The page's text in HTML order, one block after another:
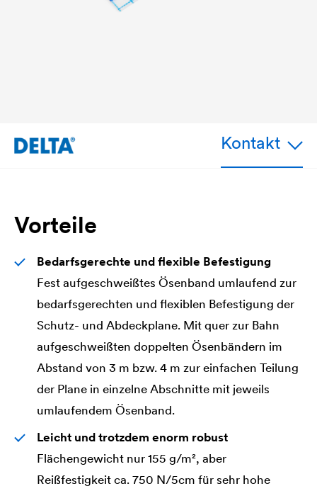
Kontakt
Vorteile
Bedarfsgerechte und flexible Befestigung
Fest aufgeschweißtes Ösenband umlaufend zur
bedarfsgerechten und flexiblen Befestigung der
Schutz- und Abdeckplane. Mit quer zur Bahn
aufgeschweißten doppelten Ösenbändern im
Abstand von 3 m bzw. 4 m zur einfachen Teilung
der Plane in einzelne Abschnitte mit jeweils
umlaufendem Ösenband.
Leicht und trotzdem enorm robust
Flächengewicht nur 155 g/m², aber
Reißfestigkeit ca. 750 N/5cm für sehr hohe